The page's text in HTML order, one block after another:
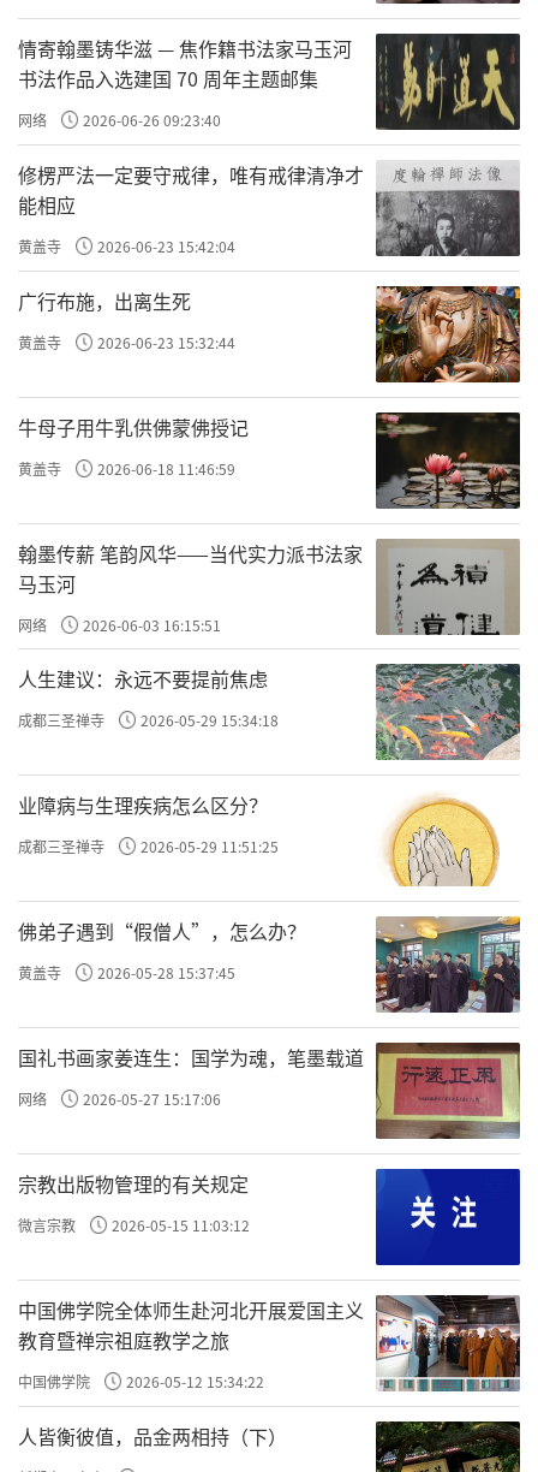
中国法门寺佛塔地宫关闭的那一年，中国唐代
密教的繁荣也一起被关闭在地宫中，密教在中
国走入了末端。而圣宝所建立的醍醐寺则全面
继承了空海法师从唐代长安带回来的教相与事
相，随着日本佛教的起落发展，醍醐寺亦起落
跌宕发展，传承至今，为世人留下了诸多的建
筑、文物等珍贵的佛教文化遗产。作为日本佛
教真言宗醍醐派的总寺，醍醐寺从874年创立至
今已有1142年历史。寺内迄今收藏有从奈良时
代到江户时代的珍贵经卷、佛像、佛画及法器
等近7万件，诸多早期佛像、佛画就是根据唐代
样式制作，寺内的经典有的是直接来自中国如
宋版一切经（即大藏经）即是来自福建的东禅
寺和开元寺。这些文物成为现今研究中国古代
佛教以及中日佛教和佛教艺术的重要资料。同
时，醍醐寺也应为有建造于951年的五重塔和16
世纪的三宝院等建筑而被列为世界文化遗产。
从706年空海法师离开长安，到今年2016
年，被空海法师传入日本的密教文化再次回到
长安，整整1310年。没有任何一个形式可以象
文物展览一样，可以将一个文化主题集中引入
到另一个环境当中，并对公众产生震撼的影
响。
为了更好地还原展览的本质，本文沿用展
览的四个主题来介绍此次展览。这四个主题是
上海博物馆、陕西历史博物馆多位专家学者长
时间的学术研究所做的凝练，笔者做为陕西历
史博物馆醍醐寺展览的特邀学术顾问，参与
了“梵音东渡”展览大纲的拟定，深感荣幸。
在此使用大家们所凝练之主题，特此致谢。
本章以空海大师为线索，展现醍醐寺的创
立者圣宝大师的活动以及醍醐寺的法脉。展品
包括空海大师和理源大师木雕造像、空海于812
年敬献嵯峨天皇的狸毛笔奉献表、醍醐寺法脉
情寄翰墨铸华滋 — 焦作籍书法家马玉河
书法作品入选建国 70 周年主题邮集
网络 2026-06-26 09:23:40
修楞严法一定要守戒律，唯有戒律清净才
能相应
黄盖寺 2026-06-23 15:42:04
广行布施，出离生死
黄盖寺 2026-06-23 15:32:44
牛母子用牛乳供佛蒙佛授记
黄盖寺 2026-06-18 11:46:59
翰墨传薪 笔韵风华——当代实力派书法家
马玉河
网络 2026-06-03 16:15:51
人生建议：永远不要提前焦虑
成都三圣禅寺 2026-05-29 15:34:18
业障病与生理疾病怎么区分？
成都三圣禅寺 2026-05-29 11:51:25
佛弟子遇到“假僧人”，怎么办？
黄盖寺 2026-05-28 15:37:45
国礼书画家姜连生：国学为魂，笔墨载道
网络 2026-05-27 15:17:06
宗教出版物管理的有关规定
微言宗教 2026-05-15 11:03:12
中国佛学院全体师生赴河北开展爱国主义
教育暨禅宗祖庭教学之旅
中国佛学院 2026-05-12 15:34:22
人皆衡彼值，品金两相持（下）